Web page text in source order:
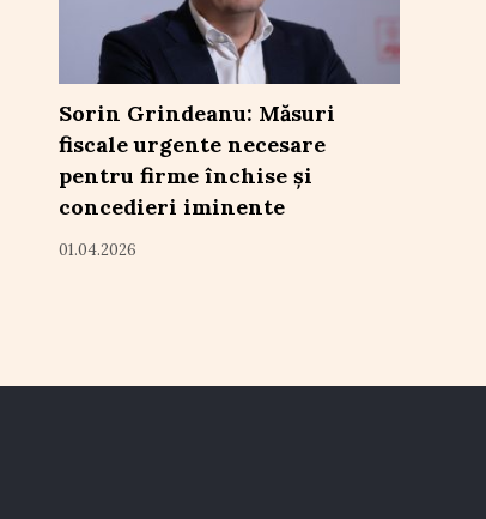
Sorin Grindeanu: Măsuri
fiscale urgente necesare
pentru firme închise și
concedieri iminente
01.04.2026